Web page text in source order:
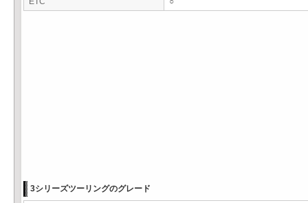
3シリーズツーリングのグレード